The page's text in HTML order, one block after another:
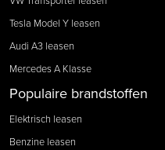
Tesla Model Y leasen
Audi A3 leasen
Mercedes A Klasse
Populaire brandstoffen
Elektrisch leasen
Benzine leasen